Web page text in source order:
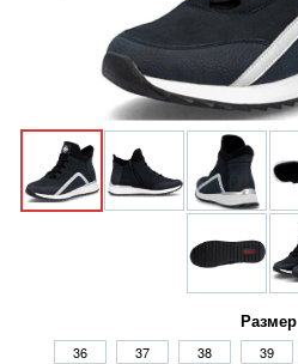
Размер
36 37 38 39